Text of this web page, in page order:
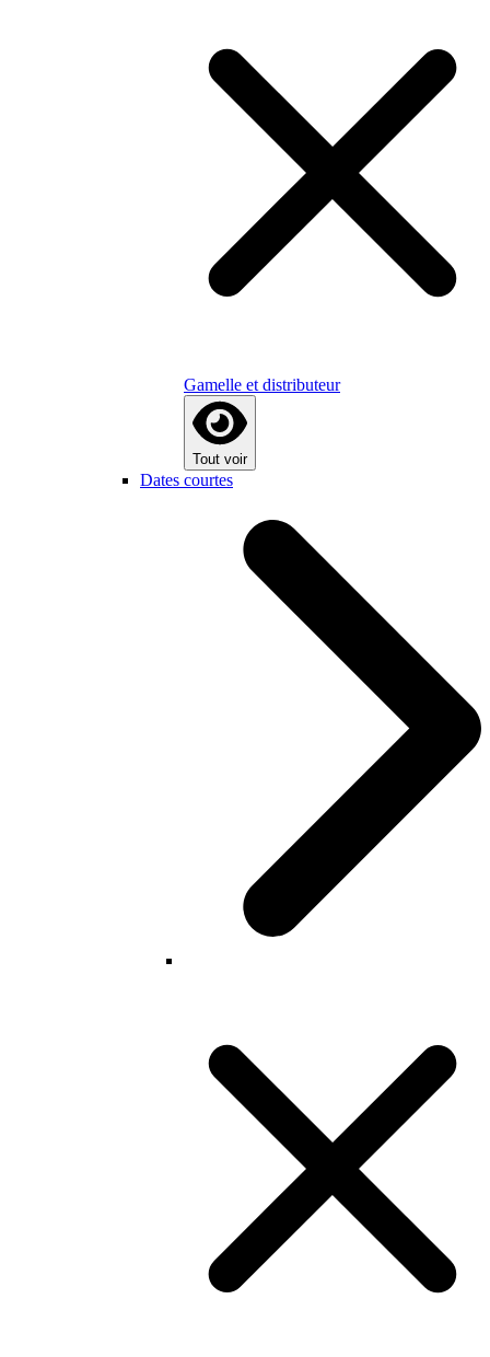
Gamelle et distributeur
Tout voir
Dates courtes